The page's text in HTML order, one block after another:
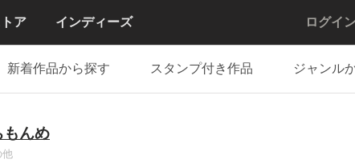
ア インディーズ ログイン
新着作品から探す スタンプ付き作品 ジャンル
もんめ
他